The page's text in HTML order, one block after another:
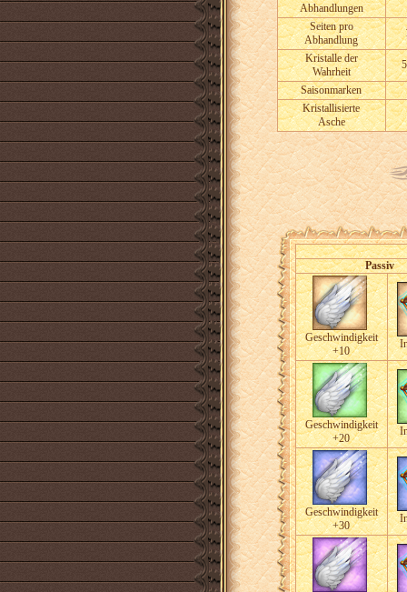
Abhandlungen
Seiten pro
Abhandlung
Kristalle der
Wahrheit
Saisonmarken
Kristallisierte
Asche
Passiv
Geschwindigkeit
+10
Geschwindigkeit
+20
Geschwindigkeit
+30